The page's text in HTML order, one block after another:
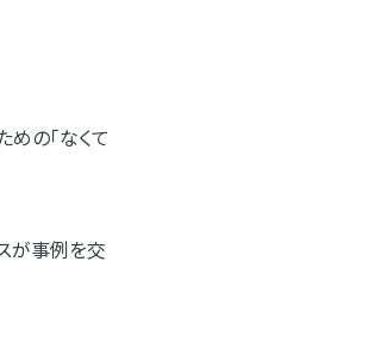
の「なくて
が事例を交